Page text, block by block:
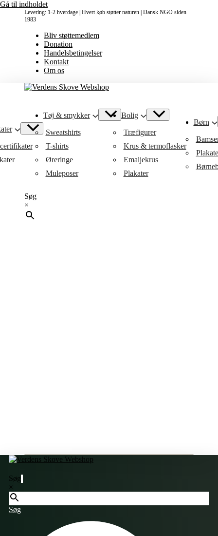
Gå til indholdet
Levering: 1-2 hverdage | Hvert køb støtter naturen | Dansk NGO siden
1983
Bliv støttemedlem
Donation
Handelsbetingelser
Kontakt
Om os
Tøj & smykker
Sweatshirts
T-shirts
Øreringe
Muleposer
Bolig
Træfigurer
Krus & termoflasker
Emaljekrus
Plakater
Børn
Søg
×
Søg
×
Søg